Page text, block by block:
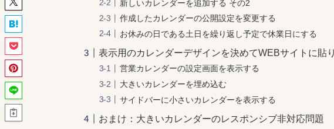
新しいカレンダーを追加する その2
作成したカレンダーの公開設定を変更する
お休みの日である土日を繰り返し予定で休業日にする
表示用のカレンダーデザインを決めてWEBサイトに貼
営業カレンダーの設定画面を表示する
大きいカレンダーを埋め込む
サイドバーに小さいカレンダーを表示する
おまけ：大きいカレンダーのレスポンシブ非対応問題